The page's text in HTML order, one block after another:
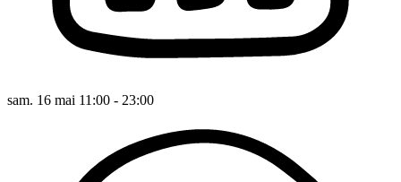
sam. 16 mai 11:00 - 23:00